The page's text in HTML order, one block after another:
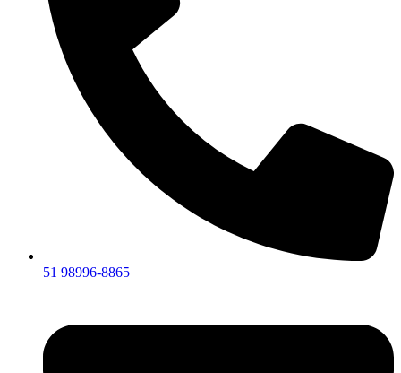
51 98996-8865